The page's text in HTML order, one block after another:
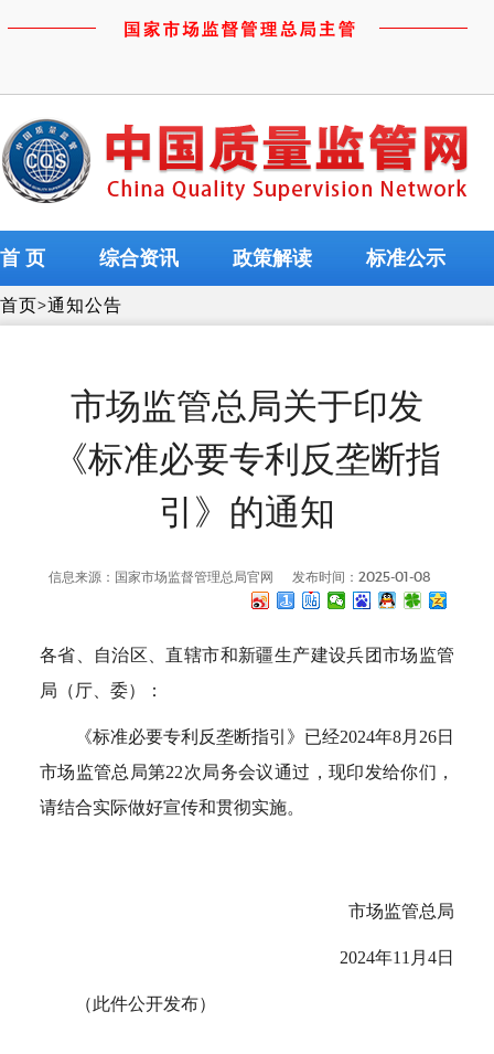
首 页 综合资讯 政策解读 标准公示
首页>通知公告
市场监管总局关于印发
《标准必要专利反垄断指
引》的通知
信息来源：国家市场监督管理总局官网 发布时间：2025-01-08
各省、自治区、直辖市和新疆生产建设兵团市场监管
局（厅、委）：
《标准必要专利反垄断指引》已经2024年8月26日
市场监管总局第22次局务会议通过，现印发给你们，
请结合实际做好宣传和贯彻实施。
市场监管总局
2024年11月4日
（此件公开发布）